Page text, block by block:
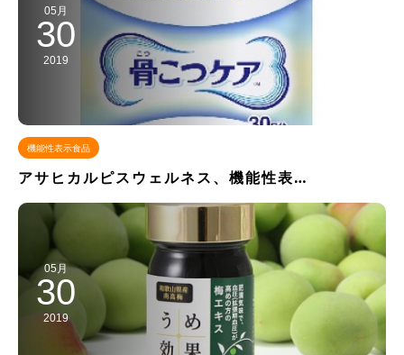
05月
30
2019
機能性表示食品
アサヒカルピスウェルネス、機能性表…
05月
30
2019